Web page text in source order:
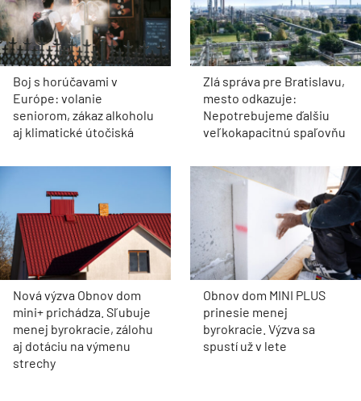
Boj s horúčavami v
Európe: volanie
seniorom, zákaz alkoholu
aj klimatické útočiská
Zlá správa pre Bratislavu,
mesto odkazuje:
Nepotrebujeme ďalšiu
veľkokapacitnú spaľovňu
Nová výzva Obnov dom
mini+ prichádza. Sľubuje
menej byrokracie, zálohu
aj dotáciu na výmenu
strechy
Obnov dom MINI PLUS
prinesie menej
byrokracie. Výzva sa
spustí už v lete